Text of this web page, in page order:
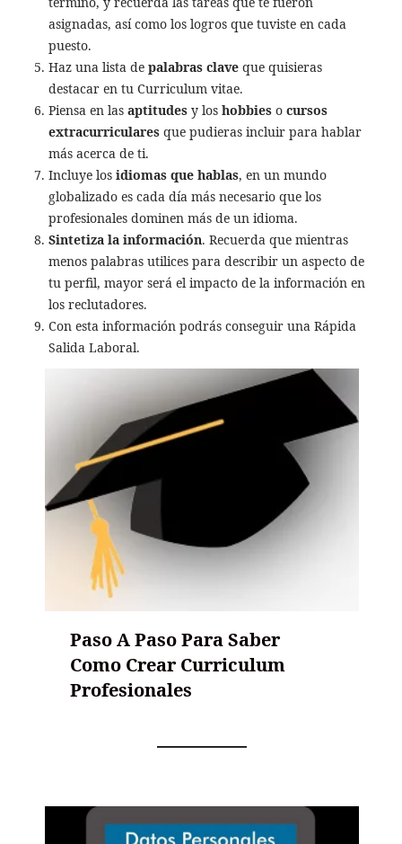
asignadas, así como los logros que tuviste en cada
puesto.
Haz una lista de palabras clave que quisieras
destacar en tu Curriculum vitae.
Piensa en las aptitudesy los hobbieso cursos
extracurricularesque pudieras incluir para hablar
más acerca de ti.
Incluye los idiomas que hablas, en un mundo
globalizado es cada día más necesario que los
profesionales dominen más de un idioma.
Sintetiza la información. Recuerda que mientras
menos palabras utilices para describir un aspecto de
tu perfil, mayor será el impacto de la información en
los reclutadores.
Con esta información podrás conseguir una Rápida
Salida Laboral.
Paso A Paso Para Saber
Como Crear Curriculum
Profesionales